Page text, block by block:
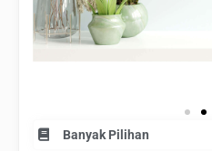
Banyak Pilihan